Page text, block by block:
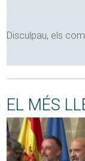
Disculpau, els
EL MÉS